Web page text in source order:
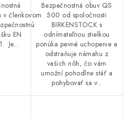
v členkovom
EN
Je...
Bezpečnostná obuv QS
500 od spoločnosti
BIRKENSTOCK s
odnímateľnou stielkou
ponúka pevné uchopenie a
odstraňuje námahu z
vašich nôh, čo vám
umožní pohodlne stáť a
pohybovať sa v...